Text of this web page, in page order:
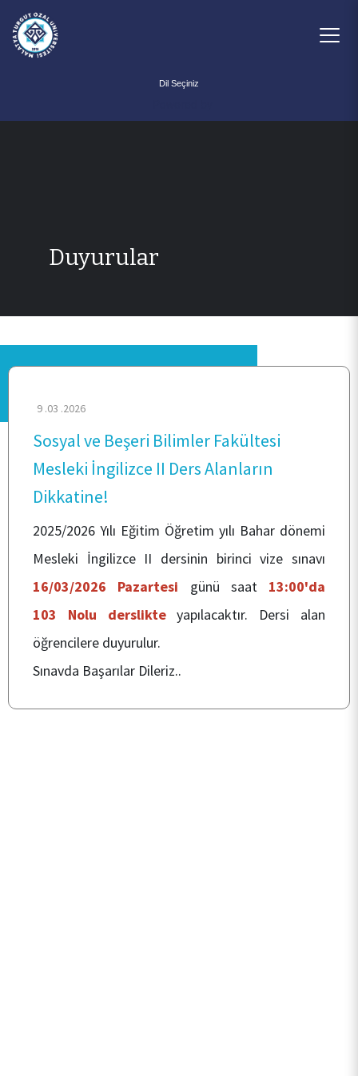
ANA SAYFA
KURUMSAL
İLETİŞİM
Duyurular
9 .03 .2026
Sosyal ve Beşeri Bilimler Fakültesi
Mesleki İngilizce II Ders Alanların
Dikkatine!
2025/2026 Yılı Eğitim Öğretim yılı Bahar dönemi
Mesleki İngilizce II dersinin birinci vize sınavı
16/03/2026 Pazartesi
günü saat 13:00'da
103 Nolu derslikteyapılacaktır. Dersi alan
öğrencilere duyurulur.
Sınavda Başarılar Dileriz..